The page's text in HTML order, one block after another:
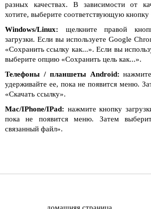
разных качествах. В зависимости от
хотите, выберите соответствующую кнопку
Windows/Linux: щелкните правой
загрузки. Если вы используете Google
«Сохранить ссылку как...». Если вы
выберите опцию «Сохранить цель как...».
Телефоны / планшеты Android:
удерживайте ее, пока не появится меню.
«Скачать ссылку».
Mac/IPhone/IPad: нажмите кнопку
пока не появится меню. Затем
связанный файл».